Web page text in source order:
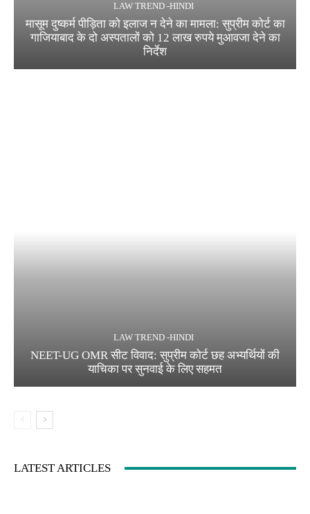
LAW TREND -HINDI
मासूम दुष्कर्म पीड़िता को इलाज न देने का मामला: सुप्रीम कोर्ट का
गाजियाबाद के दो अस्पतालों को 12 लाख रुपये मुआवजा देने का
निर्देश
LAW TREND -HINDI
NEET-UG OMR सीट विवाद: सुप्रीम कोर्ट छह अभ्यर्थियों की
याचिका पर सुनवाई के लिए सहमत
LATEST ARTICLES